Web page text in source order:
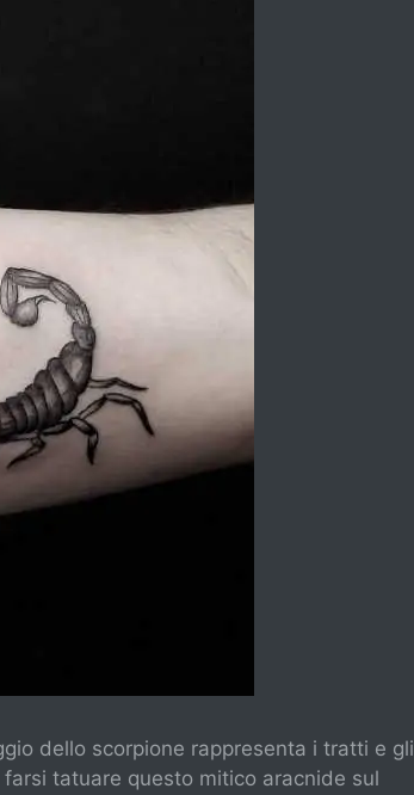
dello scorpione rappresenta i tratti e gli
tatuare questo mitico aracnide sul